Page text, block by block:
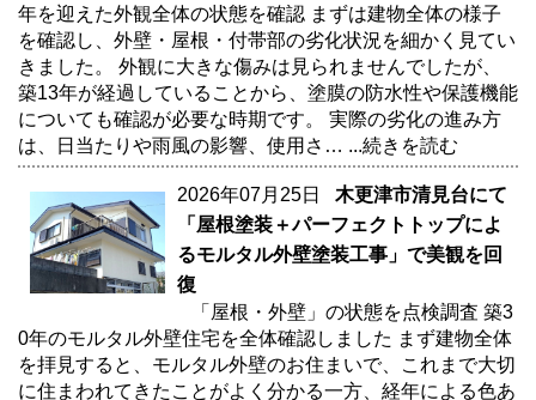
年を迎えた外観全体の状態を確認 まずは建物全体の様子
を確認し、外壁・屋根・付帯部の劣化状況を細かく見てい
きました。 外観に大きな傷みは見られませんでしたが、
築13年が経過していることから、塗膜の防水性や保護機能
についても確認が必要な時期です。 実際の劣化の進み方
は、日当たりや雨風の影響、使用さ… ...続きを読む
2026年07月25日 木更津市清見台にて
「屋根塗装＋パーフェクトトップによ
るモルタル外壁塗装工事」で美観を回
復
「屋根・外壁」の状態を点検調査 築3
0年のモルタル外壁住宅を全体確認しました まず建物全体
を拝見すると、モルタル外壁のお住まいで、これまで大切
に住まわれてきたことがよく分かる一方、経年による色あ